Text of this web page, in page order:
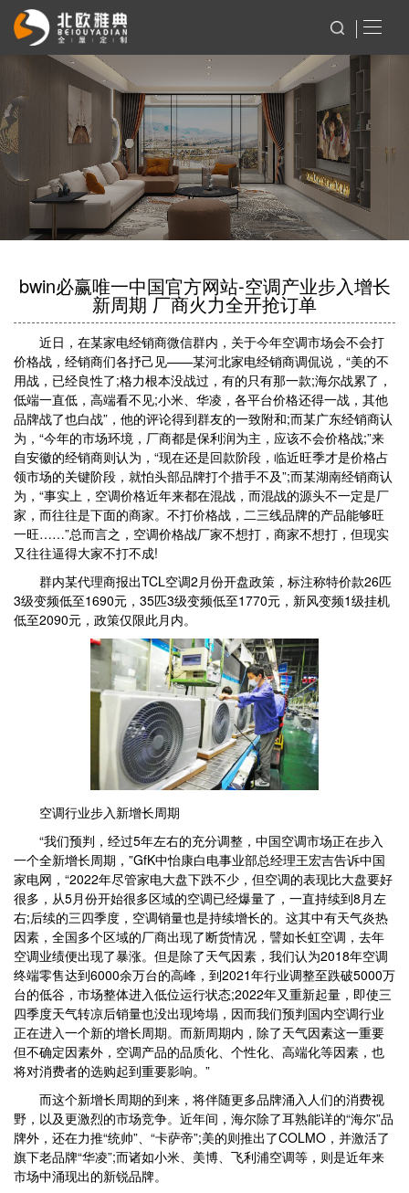
bwin必赢唯一中国官方网站-空调产业步入增长
新周期 厂商火力全开抢订单
近日，在某家电经销商微信群内，关于今年空调市场会不会打
价格战，经销商们各抒己见——某河北家电经销商调侃说，“美的不
用战，已经良性了;格力根本没战过，有的只有那一款;海尔战累了，
低端一直低，高端看不见;小米、华凌，各平台价格还得一战，其他
品牌战了也白战”，他的评论得到群友的一致附和;而某广东经销商认
为，“今年的市场环境，厂商都是保利润为主，应该不会价格战;”来
自安徽的经销商则认为，“现在还是回款阶段，临近旺季才是价格占
领市场的关键阶段，就怕头部品牌打个措手不及”;而某湖南经销商认
为，“事实上，空调价格近年来都在混战，而混战的源头不一定是厂
家，而往往是下面的商家。不打价格战，二三线品牌的产品能够旺
一旺……”总而言之，空调价格战厂家不想打，商家不想打，但现实
又往往逼得大家不打不成!
群内某代理商报出TCL空调2月份开盘政策，标注称特价款26匹
3级变频低至1690元，35匹3级变频低至1770元，新风变频1级挂机
低至2090元，政策仅限此月内。
空调行业步入新增长周期
“我们预判，经过5年左右的充分调整，中国空调市场正在步入
一个全新增长周期，”GfK中怡康白电事业部总经理王宏吉告诉中国
家电网，“2022年尽管家电大盘下跌不少，但空调的表现比大盘要好
很多，从5月份开始很多区域的空调已经爆量了，一直持续到8月左
右;后续的三四季度，空调销量也是持续增长的。这其中有天气炎热
因素，全国多个区域的厂商出现了断货情况，譬如长虹空调，去年
空调业绩便出现了暴涨。但是除了天气因素，我们认为2018年空调
终端零售达到6000余万台的高峰，到2021年行业调整至跌破5000万
台的低谷，市场整体进入低位运行状态;2022年又重新起量，即使三
四季度天气转凉后销量也没出现垮塌，因而我们预判国内空调行业
正在进入一个新的增长周期。而新周期内，除了天气因素这一重要
但不确定因素外，空调产品的品质化、个性化、高端化等因素，也
将对消费者的选购起到重要影响。”
而这个新增长周期的到来，将伴随更多品牌涌入人们的消费视
野，以及更激烈的市场竞争。近年间，海尔除了耳熟能详的“海尔”品
牌外，还在力推“统帅”、“卡萨帝”;美的则推出了COLMO，并激活了
旗下老品牌“华凌”;而诸如小米、美博、飞利浦空调等，则是近年来
市场中涌现出的新锐品牌。